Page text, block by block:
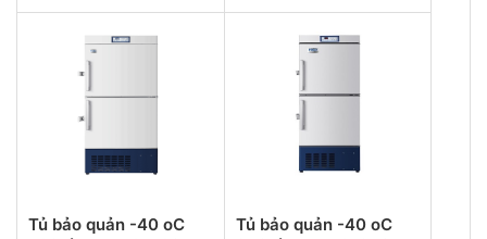
Tủ bảo quản -40 oC
Tủ bảo quản -40 oC